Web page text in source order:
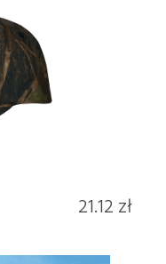
21.12 zł